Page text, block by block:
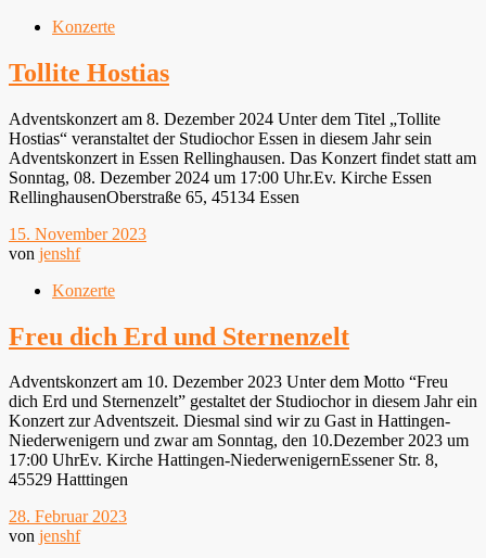
Konzerte
Tollite Hostias
Adventskonzert am 8. Dezember 2024 Unter dem Titel „Tollite
Hostias“ veranstaltet der Studiochor Essen in diesem Jahr sein
Adventskonzert in Essen Rellinghausen. Das Konzert findet statt am
Sonntag, 08. Dezember 2024 um 17:00 Uhr.Ev. Kirche Essen
RellinghausenOberstraße 65, 45134 Essen
15. November 2023
von jenshf
Konzerte
Freu dich Erd und Sternenzelt
Adventskonzert am 10. Dezember 2023 Unter dem Motto “Freu
dich Erd und Sternenzelt” gestaltet der Studiochor in diesem Jahr ein
Konzert zur Adventszeit. Diesmal sind wir zu Gast in Hattingen-
Niederwenigern und zwar am Sonntag, den 10.Dezember 2023 um
17:00 UhrEv. Kirche Hattingen-NiederwenigernEssener Str. 8,
45529 Hatttingen
28. Februar 2023
von jenshf